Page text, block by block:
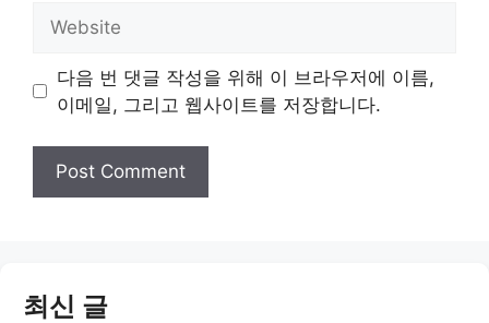
다음 번 댓글 작성을 위해 이 브라우저에 이름,
이메일, 그리고 웹사이트를 저장합니다.
최신 글